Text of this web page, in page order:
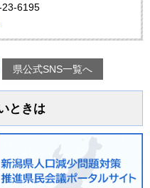
23-6195
県公式SNS一覧へ
ときは